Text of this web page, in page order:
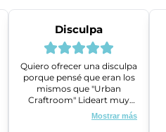
Disculpa
Quiero ofrecer una disculpa
porque pensé que eran los
mismos que "Urban
Craftroom" Lideart muy
amables me ayudaron a
gestionar un problema que
Mostrar más